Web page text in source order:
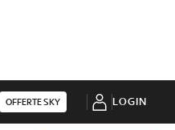
OFFERTE SKY LOGIN